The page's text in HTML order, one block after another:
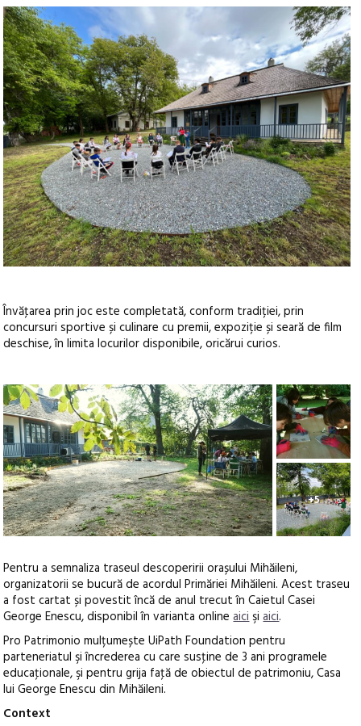
Învăţarea prin joc este completată, conform tradiției, prin
concursuri sportive și culinare cu premii, expoziție și seară de film
deschise, în limita locurilor disponibile, oricărui curios.
+5
Pentru a semnaliza traseul descoperirii orașului Mihăileni,
organizatorii se bucură de acordul Primăriei Mihăileni. Acest traseu
a fost cartat și povestit încă de anul trecut în Caietul Casei
George Enescu, disponibil în varianta onlineaicişiaici.
Pro Patrimonio mulțumește UiPath Foundation pentru
parteneriatul şi încrederea cu care susţine de 3 ani programele
educaţionale, şi pentru grija faţă de obiectul de patrimoniu, Casa
lui George Enescu din Mihăileni.
Context